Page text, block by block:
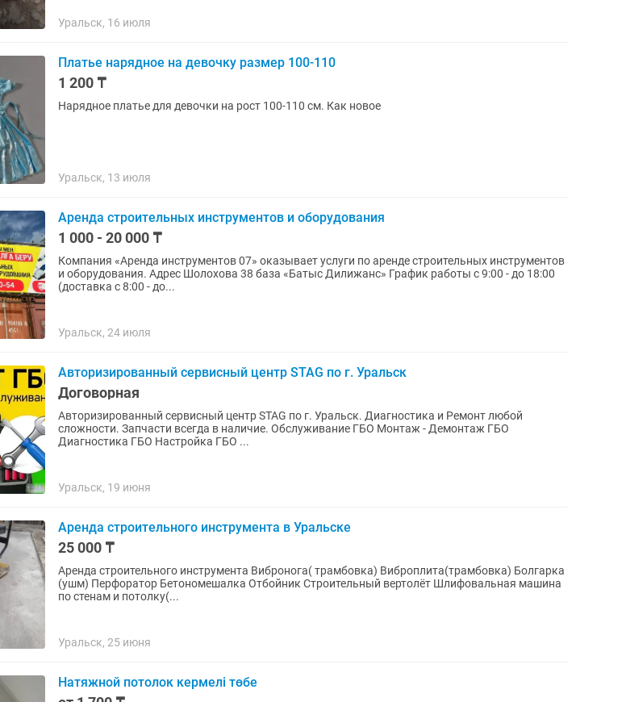
Уральск, 16 июля
Платье нарядное на девочку размер 100-110
1 200 ₸
Нарядное платье для девочки на рост 100-110 см. Как новое
Уральск, 13 июля
Аренда строительных инструментов и оборудования
1 000 - 20 000 ₸
Компания «Аренда инструментов 07» оказывает услуги по аренде строительных инструментов
и оборудования. Адрес Шолохова 38 база «Батыс Дилижанс» График работы с 9:00 - до 18:00
(доставка с 8:00 - до...
Уральск, 24 июля
Авторизированный сервисный центр STAG по г. Уральск
Договорная
Авторизированный сервисный центр STAG по г. Уральск. Диагностика и Ремонт любой
сложности. Запчасти всегда в наличие. Обслуживание ГБО Монтаж - Демонтаж ГБО
Диагностика ГБО Настройка ГБО ...
Уральск, 19 июня
Аренда строительного инструмента в Уральске
25 000 ₸
Аренда строительного инструмента Вибронога( трамбовка) Виброплита(трамбовка) Болгарка
(ушм) Перфоратор Бетономешалка Отбойник Строительный вертолёт Шлифовальная машина
по стенам и потолку(...
Уральск, 25 июня
Натяжной потолок кермелі төбе